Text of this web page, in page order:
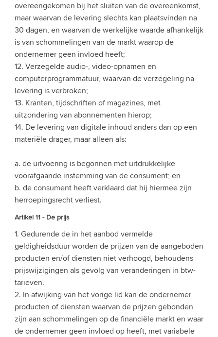
overeengekomen bij het sluiten van de overeenkomst,
maar waarvan de levering slechts kan plaatsvinden na
30 dagen, en waarvan de werkelijke waarde afhankelijk
is van schommelingen van de markt waarop de
ondernemer geen invloed heeft;
12. Verzegelde audio-, video-opnamen en
computerprogrammatuur, waarvan de verzegeling na
levering is verbroken;
13. Kranten, tijdschriften of magazines, met
uitzondering van abonnementen hierop;
14. De levering van digitale inhoud anders dan op een
materiële drager, maar alleen als:
a. de uitvoering is begonnen met uitdrukkelijke
voorafgaande instemming van de consument; en
b. de consument heeft verklaard dat hij hiermee zijn
herroepingsrecht verliest.
Artikel 11 - De prijs
1. Gedurende de in het aanbod vermelde
geldigheidsduur worden de prijzen van de aangeboden
producten en/of diensten niet verhoogd, behoudens
prijswijzigingen als gevolg van veranderingen in btw-
tarieven.
2. In afwijking van het vorige lid kan de ondernemer
producten of diensten waarvan de prijzen gebonden
zijn aan schommelingen op de financiële markt en waar
de ondernemer geen invloed op heeft, met variabele